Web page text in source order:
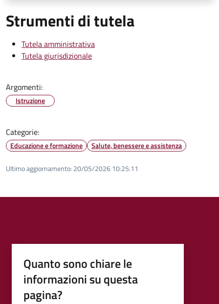
Strumenti di tutela
Tutela amministrativa
Tutela giurisdizionale
Argomenti:
Istruzione
Categorie:
Educazione e formazione Salute, benessere e assistenza
Ultimo aggiornamento: 20/05/2026 10:25.11
Quanto sono chiare le
informazioni su questa
pagina?